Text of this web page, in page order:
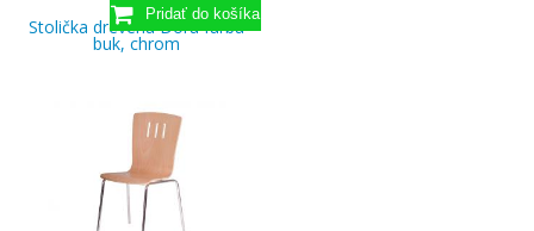
Stolička drevená Dora farba
buk, chrom